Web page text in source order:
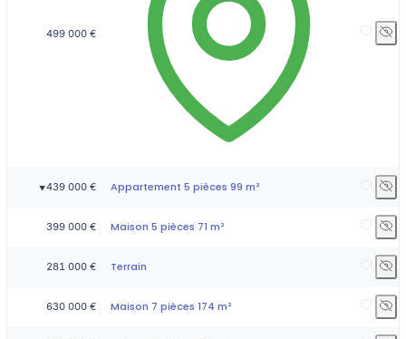
499 000 €
▼439 000 € Appartement 5 pièces 99 m²
399 000 € Maison 5 pièces 71 m²
281 000 € Terrain
630 000 € Maison 7 pièces 174 m²